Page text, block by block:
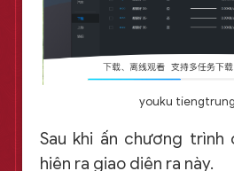
youku
Sau khi ấn chương trình
hiện ra giao diện ra này.